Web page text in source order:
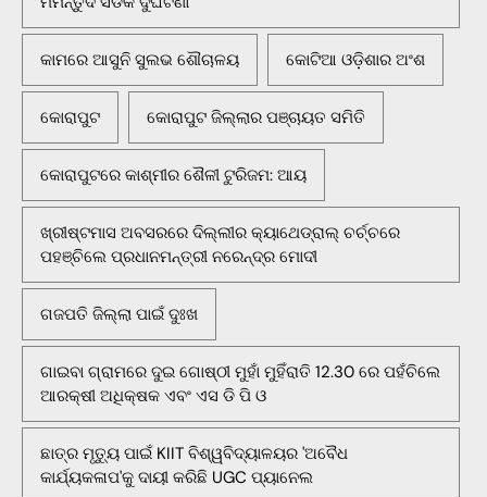
କାମରେ ଆସୁନି ସୁଲଭ ଶୌଚାଳୟ କୋଟିଆ ଓଡ଼ିଶାର ଅଂଶ
କୋରାପୁଟ କୋରାପୁଟ ଜିଲ୍ଲାର ପଞ୍ଚାୟତ ସମିତି
କୋରାପୁଟରେ କାଶ୍ମୀର ଶୈଳୀ ଟୁରିଜମ: ଆୟ
ଖ୍ରୀଷ୍ଟମାସ ଅବସରରେ ଦିଲ୍ଲୀର କ୍ୟାଥେଡ୍ରାଲ୍ ଚର୍ଚ୍ଚରେ
ପହଞ୍ଚିଲେ ପ୍ରଧାନମନ୍ତ୍ରୀ ନରେନ୍ଦ୍ର ମୋଦୀ
ଗଜପତି ଜିଲ୍ଲା ପାଇଁ ଦୁଃଖ
ଗାଇବା ଗ୍ରାମରେ ଦୁଇ ଗୋଷ୍ଠୀ ମୁହାଁ ମୁହିଁରାତି 12.30 ରେ ପହଁଚିଲେ
ଆରକ୍ଷୀ ଅଧିକ୍ଷକ ଏବଂ ଏସ ଡି ପି ଓ
ଛାତ୍ର ମୃତ୍ୟୁ ପାଇଁ KIIT ବିଶ୍ୱବିଦ୍ୟାଳୟର 'ଅବୈଧ
କାର୍ଯ୍ୟକଳାପ'କୁ ଦାୟୀ କରିଛି UGC ପ୍ୟାନେଲ